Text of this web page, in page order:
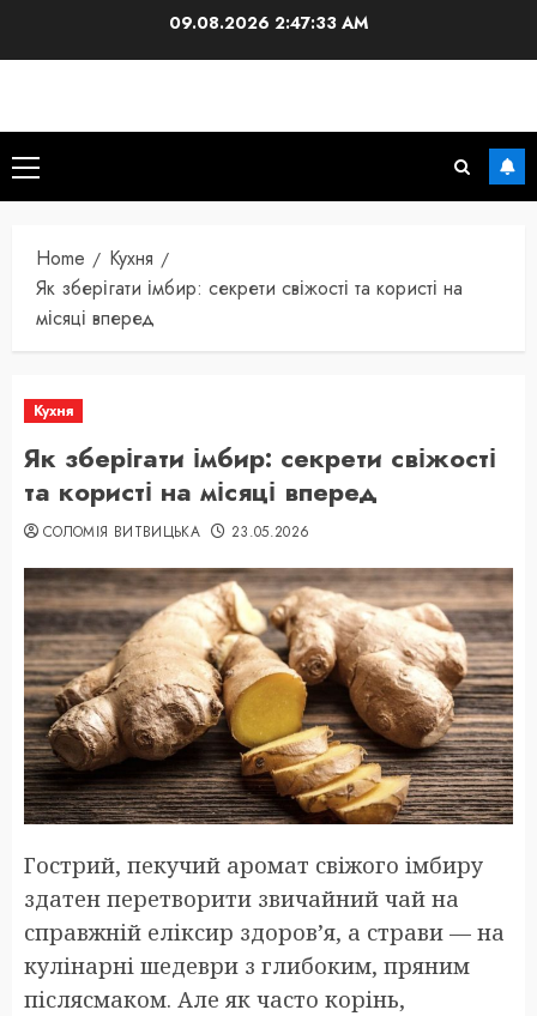
09.08.2026 2:47:34 AM
Primary
Menu
Home
Кухня
Як зберігати імбир: секрети свіжості та користі на
місяці вперед
Кухня
Як зберігати імбир: секрети свіжості
та користі на місяці вперед
СОЛОМІЯ ВИТВИЦЬКА 23.05.2026
Гострий, пекучий аромат свіжого імбиру
здатен перетворити звичайний чай на
справжній еліксир здоров’я, а страви — на
кулінарні шедеври з глибоким, пряним
післясмаком. Але як часто корінь,